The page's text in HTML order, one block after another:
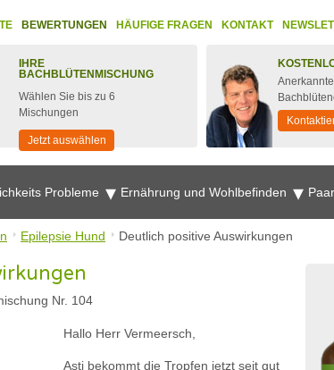
BEWERTUNGEN HÄUFIGE FRAGEN KONTAKT
IHRE
BACHBLÜTENMISCHUNG
Wählen Sie bis zu 6
Mischungen
Jetzt auswählen
Probleme Ernährung und Wohlbefinden
Epilepsie Hund Deutlich positive Auswirkungen
Nr. 104
Hallo Herr Vermeersch,
Asti bekommt die Tropfen jetzt seit gut